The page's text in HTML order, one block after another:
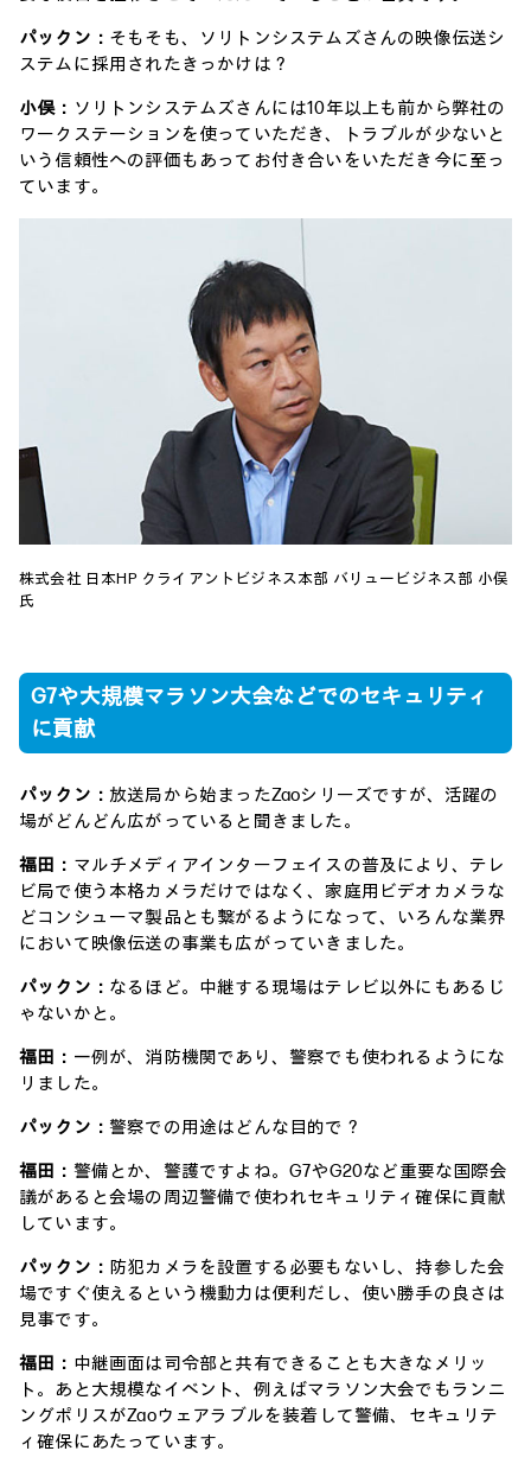
パックン： そもそも、ソリトンシステムズさんの映像伝送シ
ステムに採用されたきっかけは？
小俣： ソリトンシステムズさんには10年以上も前から弊社の
ワークステーションを使っていただき、トラブルが少ないと
いう信頼性への評価もあってお付き合いをいただき今に至っ
ています。
株式会社 日本HP クライアントビジネス本部 バリュービジネス部 小俣
氏
G7や大規模マラソン大会などでのセキュリティ
に貢献
パックン： 放送局から始まったZaoシリーズですが、活躍の
場がどんどん広がっていると聞きました。
福田： マルチメディアインターフェイスの普及により、テレ
ビ局で使う本格カメラだけではなく、家庭用ビデオカメラな
どコンシューマ製品とも繋がるようになって、いろんな業界
において映像伝送の事業も広がっていきました。
パックン： なるほど。中継する現場はテレビ以外にもあるじ
ゃないかと。
福田： 一例が、消防機関であり、警察でも使われるようにな
リました。
パックン： 警察での用途はどんな目的で？
福田： 警備とか、警護ですよね。G7やG20など重要な国際会
議があると会場の周辺警備で使われセキュリティ確保に貢献
しています。
パックン： 防犯カメラを設置する必要もないし、持参した会
場ですぐ使えるという機動力は便利だし、使い勝手の良さは
見事です。
福田： 中継画面は司令部と共有できることも大きなメリッ
ト。あと大規模なイベント、例えばマラソン大会でもランニ
ングポリスがZaoウェアラブルを装着して警備、セキュリテ
ィ確保にあたっています。